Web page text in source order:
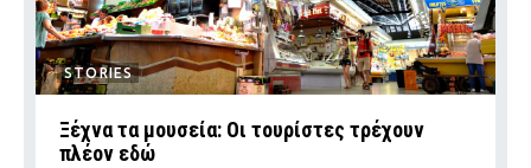
STORIES
Ξέχνα τα μουσεία: Οι τουρίστες τρέχουν
πλέον εδώ